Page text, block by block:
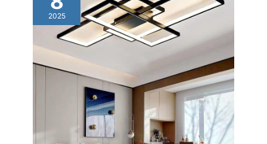
sécurité. En suivant le
guide d'installation, vous
pouvez facilement et
rapidement installer la
lampe autoportante pour le
salon, et le manuel
d'instructions décrit
également en détail
l'utilisation et le
fonctionnement de la
télécommande.
2025